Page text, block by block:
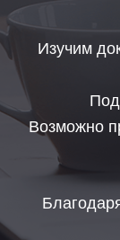
Изучим
Возможно